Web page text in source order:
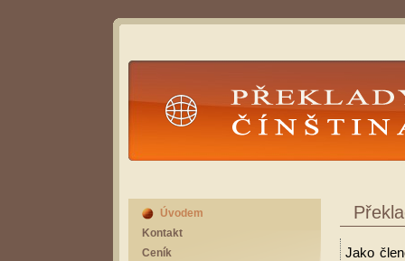
Překlady Čínština
Jako
Úvodem
Kontakt
Ceník